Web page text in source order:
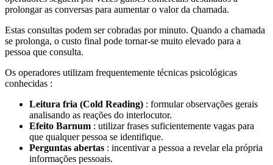
prolongar as conversas para aumentar o valor da chamada.
Estas consultas podem ser cobradas por minuto. Quando a chamada
se prolonga, o custo final pode tornar-se muito elevado para a
pessoa que consulta.
Os operadores utilizam frequentemente técnicas psicológicas
conhecidas :
Leitura fria (Cold Reading) : formular observações gerais
analisando as reações do interlocutor.
Efeito Barnum : utilizar frases suficientemente vagas para
que qualquer pessoa se identifique.
Perguntas abertas : incentivar a pessoa a revelar ela própria
informações pessoais.